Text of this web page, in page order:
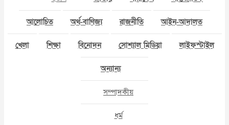
আলোচিত অর্থ-বাণিজ্য রাজনীতি আইন-আদালত
খেলা শিক্ষা বিনোদন সোশ্যাল মিডিয়া লাইফস্টাইল
অন্যান্য
সম্পাদকীয়
ধর্ম